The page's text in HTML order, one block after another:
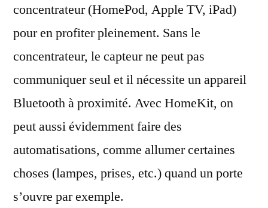
concentrateur (HomePod, Apple TV, iPad)
pour en profiter pleinement. Sans le
concentrateur, le capteur ne peut pas
communiquer seul et il nécessite un appareil
Bluetooth à proximité. Avec HomeKit, on
peut aussi évidemment faire des
automatisations, comme allumer certaines
choses (lampes, prises, etc.) quand un porte
s’ouvre par exemple.